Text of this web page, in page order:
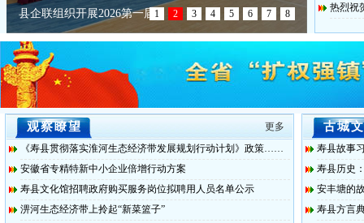
县企联组织开展2026第一届 1 2 3 4 5 6 7 8
热烈祝
观察瞭望
更多
《寿县贯彻落实淮河生态经济带发展规划行动计划》政策……
安徽省专精特新中小企业倍增行动方案
寿县文化馆招聘政府购买服务岗位拟聘用人员名单公示
淠河生态经济带上拎起“新菜篮子”
古城
寿县故事
寿县历史
安丰塘的
寿县方言